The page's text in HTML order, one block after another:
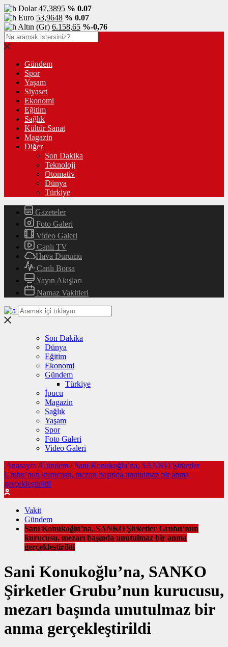
Dolar47,3895 % 0.07
Euro 53,9648 % 0.07
Altın (Gr) 6.158,65 %-0,76
Gündem
Spor
Yaşam
Siyaset
Ekonomi
Eğitim
Sağlık
Kültür Sanat
Magazin
Diğer
Son Dakika
Teknoloji
Otomativ
Dünya
Türkiye
Gazeteler
Foto Galeri
Video Galeri
Canlı TV
Hava Durumu
Canlı Borsa
Yayın Akışları
Namaz Vakitleri
Son Dakika
Dünya
Eğitim
Ekonomi
Gündem
Türkiye
İpucu
Magazin
Sağlık
Yaşam
Spor
Foto Galeri
Video Galeri
Anasayfa /Gündem / Sani Konukoğlu’na, SANKO Şirketler
Grubu’nun kurucusu, mezarı başında unutulmaz bir anma
gerçekleştirildi
Vakit
Gündem
Sani Konukoğlu’na, SANKO Şirketler Grubu’nun
kurucusu, mezarı başında unutulmaz bir anma
gerçekleştirildi
Sani Konukoğlu’na, SANKO
Şirketler Grubu’nun kurucusu,
mezarı başında unutulmaz bir
anma gerçekleştirildi